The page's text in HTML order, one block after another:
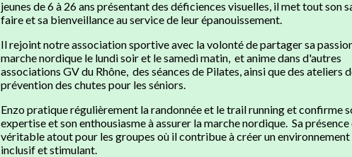
jeunes de 6 à 26 ans présentant des déficiences visuelles, il met tout son
faire et sa bienveillance au service de leur épanouissement.
Il rejoint notre association sportive avec la volonté de partager sa
marche nordique le lundi soir et le samedi matin, et anime dans d'autres
associations GV du Rhône, des séances de Pilates, ainsi que des ateliers
prévention des chutes pour les séniors.
Enzo pratique régulièrement la randonnée et le trail running et confirme
expertise et son enthousiasme à assurer la marche nordique. Sa présence
véritable atout pour les groupes où il contribue à créer un environnement
inclusif et stimulant.